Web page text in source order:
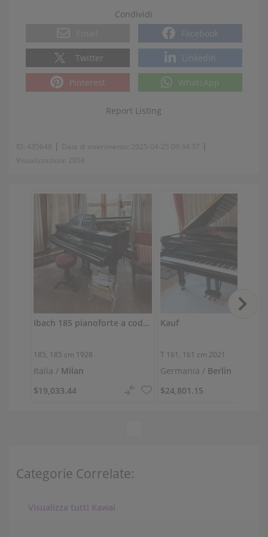
Condividi
Facebook
Twitter LinkedIn
Pinterest WhatsApp
Report Listing
ID: 435648 | Data di inserimento: 2025-04-25 09:34:37 |
Visualizzazioni: 2058
Ibach 185 pianoforte a coda — suono caldo e rotondo, pronto da suonare
185, 185 cm 1928
Italia / Milan
$19,033.44
Kauf
T 161, 161 cm 2021
Germania / Berlin
$24,801.15
Categorie Correlate:
Visualizza tutti Kawai